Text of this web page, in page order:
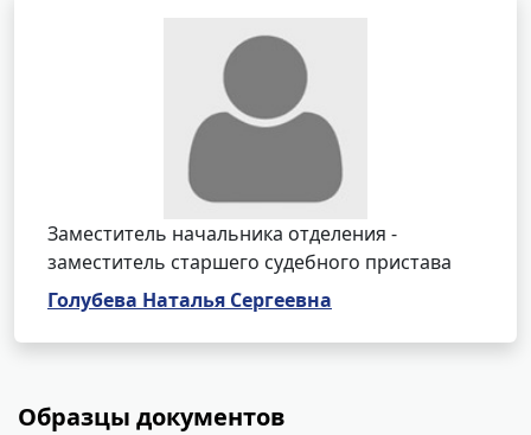
Заместитель начальника отделения -
заместитель старшего судебного пристава
Голубева Наталья Сергеевна
Образцы документов